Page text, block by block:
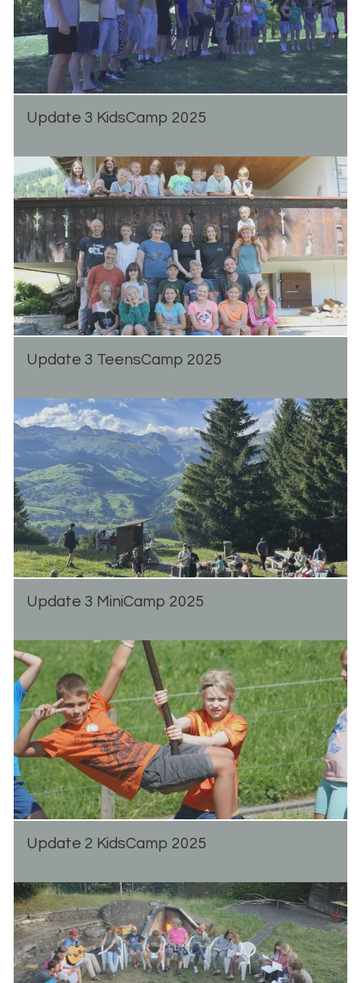
Up­date 3 Kid­s­Camp 2025
Up­date 3 Teen­s­Camp 2025
Up­date 3 Mi­ni­Camp 2025
Up­date 2 Kid­s­Camp 2025